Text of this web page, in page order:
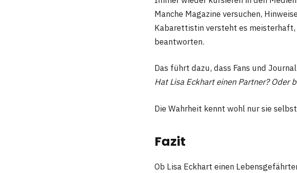
Manche Magazine versuchen,
Kabarettistin versteht es meisterhaft,
beantworten.
Das führt dazu, dass Fans und
Hat Lisa Eckhart einen Partner? Oder
Die Wahrheit kennt wohl nur sie
Fazit
Ob Lisa Eckhart einen